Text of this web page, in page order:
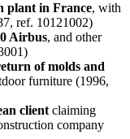
plant in France, with
ref. 10121002)
Airbus, and other
of molds and
furniture (1996,
clientclaiming
company